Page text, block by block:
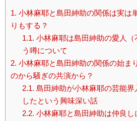
1. 小林麻耶と島田紳助の関係は実は
りもする？
1.1. 小林麻耶は島田紳助の愛人
う噂について
2. 小林麻耶と島田紳助の関係の始ま
のから騒ぎの共演から？
2.1. 島田紳助が小林麻耶の芸能
したという興味深い話
2.2. 小林麻耶と島田紳助は仲良